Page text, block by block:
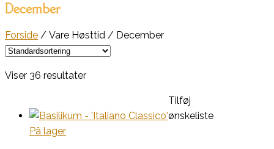
December
Forside / Vare Høsttid / December
Viser 36 resultater
Tilføj
ønskeliste
På lager